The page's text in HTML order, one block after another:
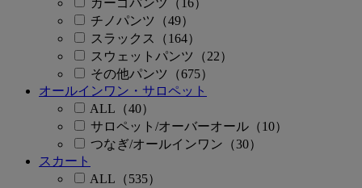
チノパンツ（49）
スラックス（164）
スウェットパンツ（22）
その他パンツ（675）
オールインワン・サロペット
ALL（40）
サロペット/オーバーオール（10）
つなぎ/オールインワン（30）
スカート
ALL（535）